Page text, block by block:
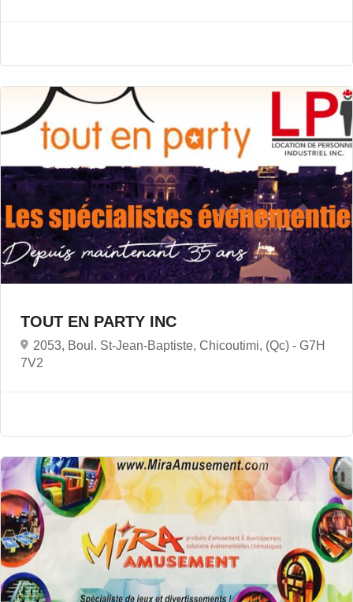
TOUT EN PARTY INC
2053, Boul. St-Jean-Baptiste, Chicoutimi, (Qc) - G7H
7V2